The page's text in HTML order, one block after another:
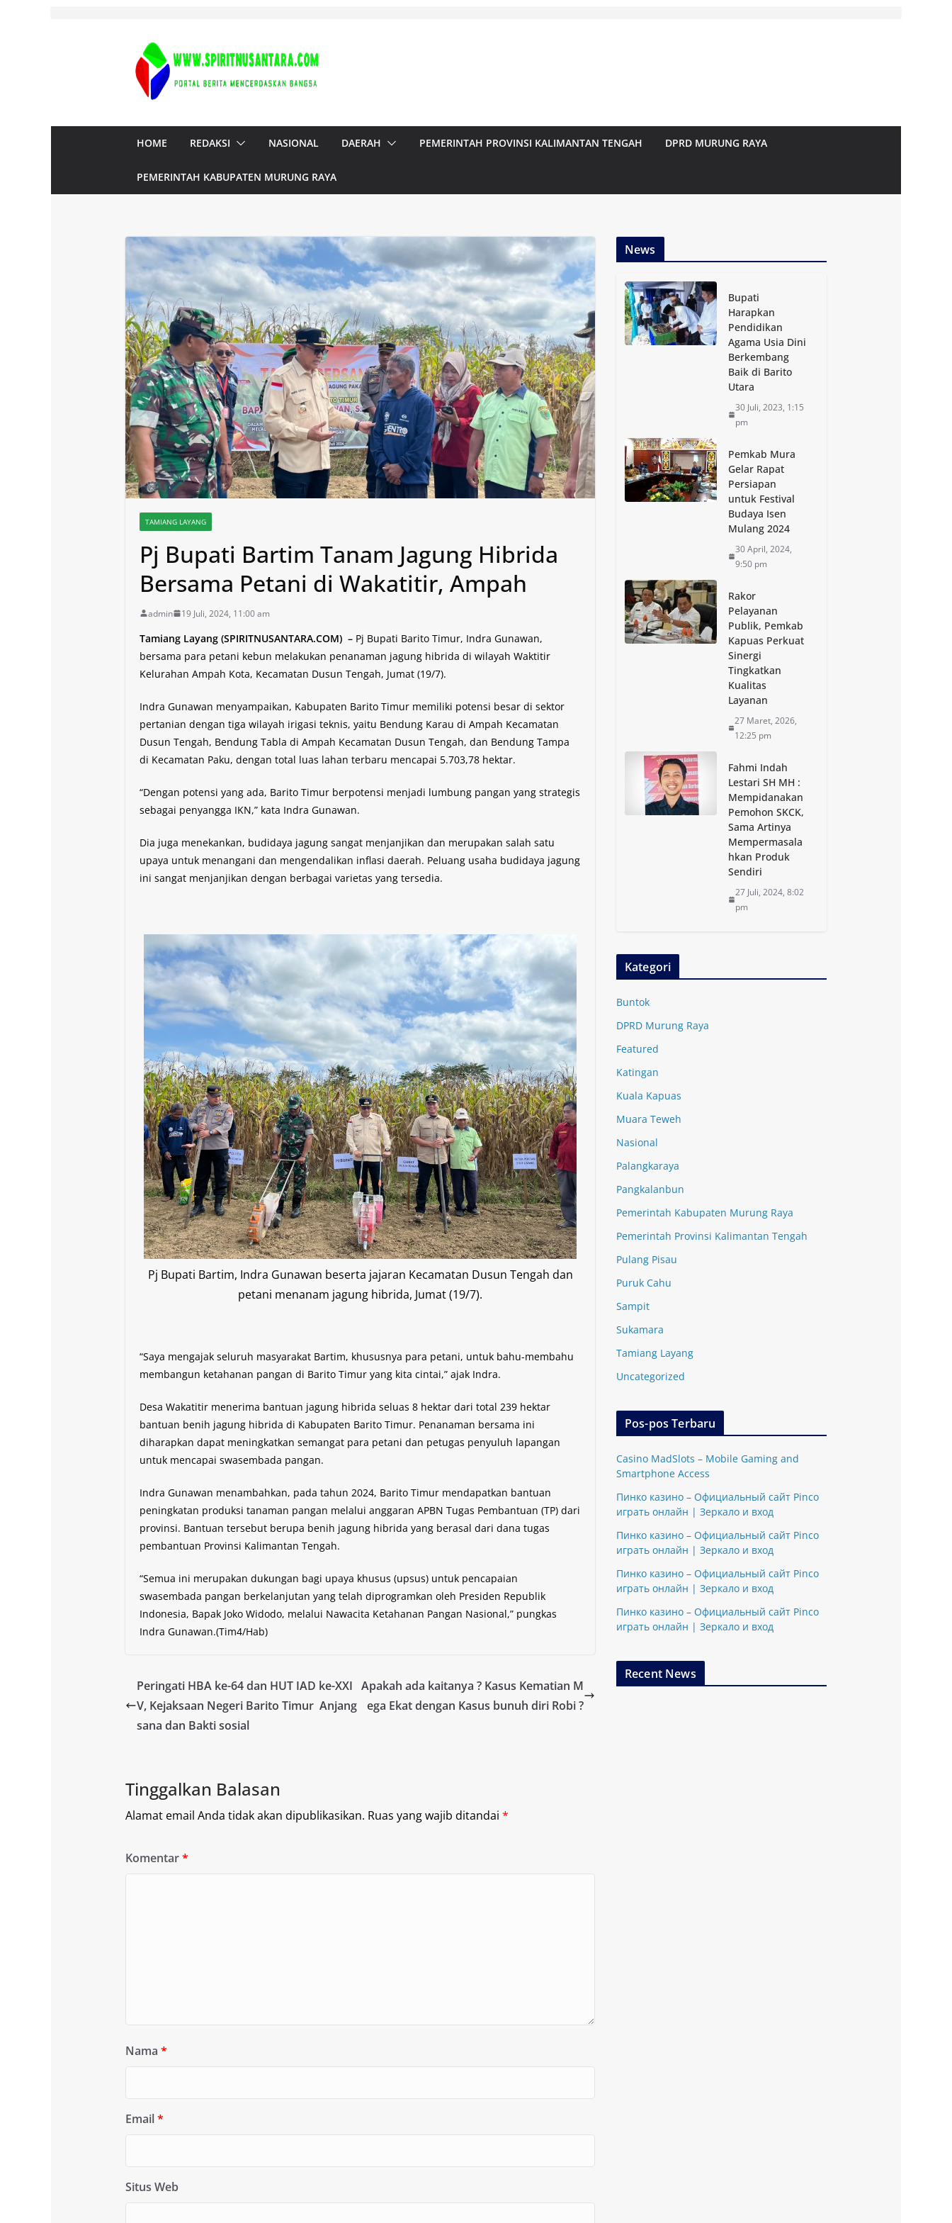
HOME REDAKSI NASIONAL DAERAH PEMERINTAH PROVINSI KALIMANTAN TENGAH DPRD MURUNG RAYA
PEMERINTAH KABUPATEN MURUNG RAYA
TAMIANG LAYANG
Pj Bupati Bartim Tanam Jagung Hibrida
Bersama Petani di Wakatitir, Ampah
admin 19 Juli, 2024, 11:00 am
Tamiang Layang (SPIRITNUSANTARA.COM) – Pj Bupati Barito Timur, Indra Gunawan,
bersama para petani kebun melakukan penanaman jagung hibrida di wilayah Waktitir
Kelurahan Ampah Kota, Kecamatan Dusun Tengah, Jumat (19/7).
Indra Gunawan menyampaikan, Kabupaten Barito Timur memiliki potensi besar di sektor
pertanian dengan tiga wilayah irigasi teknis, yaitu Bendung Karau di Ampah Kecamatan
Dusun Tengah, Bendung Tabla di Ampah Kecamatan Dusun Tengah, dan Bendung Tampa
di Kecamatan Paku, dengan total luas lahan terbaru mencapai 5.703,78 hektar.
“Dengan potensi yang ada, Barito Timur berpotensi menjadi lumbung pangan yang strategis
sebagai penyangga IKN,” kata Indra Gunawan.
Dia juga menekankan, budidaya jagung sangat menjanjikan dan merupakan salah satu
upaya untuk menangani dan mengendalikan inflasi daerah. Peluang usaha budidaya jagung
ini sangat menjanjikan dengan berbagai varietas yang tersedia.
Pj Bupati Bartim, Indra Gunawan beserta jajaran Kecamatan Dusun Tengah dan
petani menanam jagung hibrida, Jumat (19/7).
“Saya mengajak seluruh masyarakat Bartim, khususnya para petani, untuk bahu-membahu
membangun ketahanan pangan di Barito Timur yang kita cintai,” ajak Indra.
Desa Wakatitir menerima bantuan jagung hibrida seluas 8 hektar dari total 239 hektar
bantuan benih jagung hibrida di Kabupaten Barito Timur. Penanaman bersama ini
diharapkan dapat meningkatkan semangat para petani dan petugas penyuluh lapangan
untuk mencapai swasembada pangan.
Indra Gunawan menambahkan, pada tahun 2024, Barito Timur mendapatkan bantuan
peningkatan produksi tanaman pangan melalui anggaran APBN Tugas Pembantuan (TP) dari
provinsi. Bantuan tersebut berupa benih jagung hibrida yang berasal dari dana tugas
pembantuan Provinsi Kalimantan Tengah.
“Semua ini merupakan dukungan bagi upaya khusus (upsus) untuk pencapaian
swasembada pangan berkelanjutan yang telah diprogramkan oleh Presiden Republik
Indonesia, Bapak Joko Widodo, melalui Nawacita Ketahanan Pangan Nasional,” pungkas
Indra Gunawan.(Tim4/Hab)
Peringati HBA ke-64 dan HUT IAD ke-XXI
V, Kejaksaan Negeri Barito Timur Anjang
sana dan Bakti sosial
Apakah ada kaitanya ? Kasus Kematian M
ega Ekat dengan Kasus bunuh diri Robi ?
Tinggalkan Balasan
Alamat email Anda tidak akan dipublikasikan. Ruas yang wajib ditandai *
Komentar*
Nama *
Email*
Situs Web
News
Bupati
Harapkan
Pendidikan
Agama Usia Dini
Berkembang
Baik di Barito
Utara
30 Juli, 2023, 1:15
pm
Pemkab Mura
Gelar Rapat
Persiapan
untuk Festival
Budaya Isen
Mulang 2024
30 April, 2024,
9:50 pm
Rakor
Pelayanan
Publik, Pemkab
Kapuas Perkuat
Sinergi
Tingkatkan
Kualitas
Layanan
27 Maret, 2026,
12:25 pm
Fahmi Indah
Lestari SH MH :
Mempidanakan
Pemohon SKCK,
Sama Artinya
Mempermasala
hkan Produk
Sendiri
27 Juli, 2024, 8:02
pm
Kategori
Buntok
DPRD Murung Raya
Featured
Katingan
Kuala Kapuas
Muara Teweh
Nasional
Palangkaraya
Pangkalanbun
Pemerintah Kabupaten Murung Raya
Pemerintah Provinsi Kalimantan Tengah
Pulang Pisau
Puruk Cahu
Sampit
Sukamara
Tamiang Layang
Uncategorized
Pos-pos Terbaru
Casino MadSlots – Mobile Gaming and
Smartphone Access
Пинко казино – Официальный сайт Pinco
играть онлайн | Зеркало и вход
Пинко казино – Официальный сайт Pinco
играть онлайн | Зеркало и вход
Пинко казино – Официальный сайт Pinco
играть онлайн | Зеркало и вход
Пинко казино – Официальный сайт Pinco
играть онлайн | Зеркало и вход
Recent News